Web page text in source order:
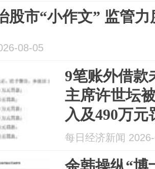
股市“小作文” 监管
08-05
9笔账外借款
主席许世坛
入及490万
关注港交所
每日经济新闻